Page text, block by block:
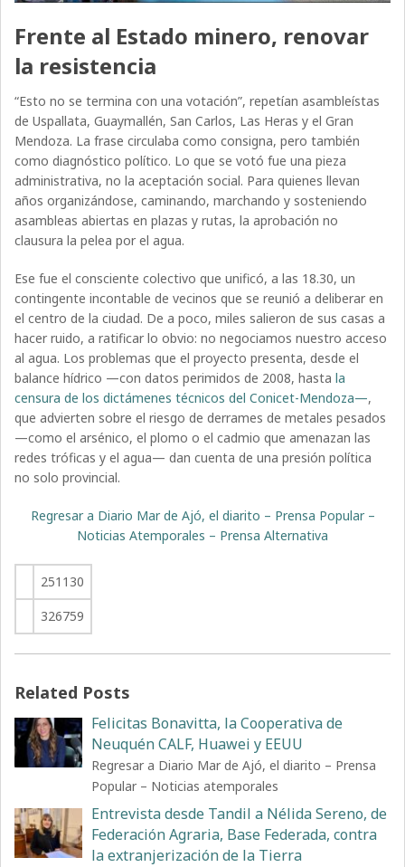
Frente al Estado minero, renovar
la resistencia
“Esto no se termina con una votación”, repetían asambleístas
de Uspallata, Guaymallén, San Carlos, Las Heras y el Gran
Mendoza. La frase circulaba como consigna, pero también
como diagnóstico político. Lo que se votó fue una pieza
administrativa, no la aceptación social. Para quienes llevan
años organizándose, caminando, marchando y sosteniendo
asambleas abiertas en plazas y rutas, la aprobación no
clausura la pelea por el agua.
Ese fue el consciente colectivo que unificó, a las 18.30, un
contingente incontable de vecinos que se reunió a deliberar en
el centro de la ciudad. De a poco, miles salieron de sus casas a
hacer ruido, a ratificar lo obvio: no negociamos nuestro acceso
al agua. Los problemas que el proyecto presenta, desde el
balance hídrico —con datos perimidos de 2008, hastala
censura de los dictámenes técnicos del Conicet-Mendoza—,
que advierten sobre el riesgo de derrames de metales pesados
—como el arsénico, el plomo o el cadmio que amenazan las
redes tróficas y el agua— dan cuenta de una presión política
no solo provincial.
Regresar a Diario Mar de Ajó, el diarito – Prensa Popular –
Noticias Atemporales – Prensa Alternativa
251130
326759
Related Posts
Felicitas Bonavitta, la Cooperativa de
Neuquén CALF, Huawei y EEUU
Regresar a Diario Mar de Ajó, el diarito – Prensa
Popular – Noticias atemporales
Entrevista desde Tandil a Nélida Sereno, de
Federación Agraria, Base Federada, contra
la extranjerización de la Tierra